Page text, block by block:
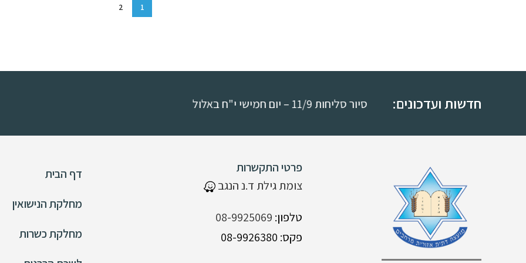
1
2
חדשות ועדכונים: סיור סליחות 11/9 – יום חמישי י"ח באלול
דף הבית
מחלקת הנישואין
מחלקת כשרות
פרטי התקשרות
צומת גילת ד.נ הנגב
טלפון: 08-9925069
פקס: 08-9926380